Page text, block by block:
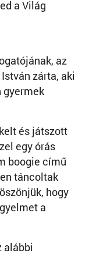
a Világ
az
zárta, aki
gyermek
és játszott
egy órás
boogie című
táncoltak
hogy
a
alábbi